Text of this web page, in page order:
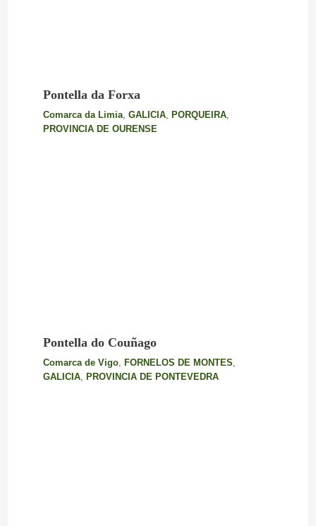
Pontella da Forxa
Comarca da Limia, GALICIA, PORQUEIRA,
PROVINCIA DE OURENSE
Pontella do Couñago
Comarca de Vigo, FORNELOS DE MONTES
GALICIA, PROVINCIA DE PONTEVEDRA